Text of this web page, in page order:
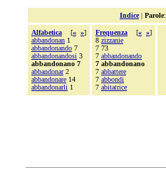
Indice| Parole:
Alfabetica [« »]
abbandonan 1
abbandonando 7
abbandonandosi 3
abbandonano 7
abbandonar2
abbandonare 14
abbandonarli 1
Frequenza [« »]
8 zizzanie
7 73
7 abbandonando
7 abbandonano
7 abbattere
7 abbondi
7 abitatrice